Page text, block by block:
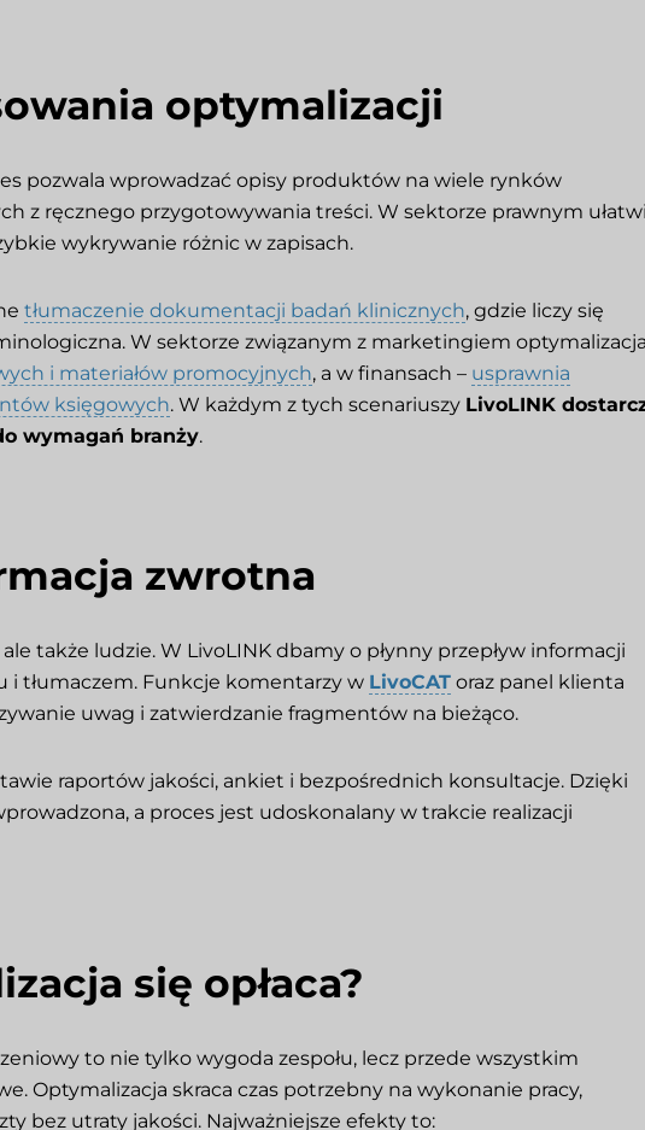
optymalizacji
pozwala wprowadzać opisy produktów na wiele rynków
z ręcznego przygotowywania treści. W sektorze prawnym
wykrywanie różnic w zapisach.
tłumaczenie dokumentacji badań klinicznych, gdzie liczy się
W sektorze związanym z marketingiem
i materiałów promocyjnych, a w finansach – usprawnia
księgowych. W każdym z tych scenariuszy LivoLINK
wymagań branży.
zwrotna
także ludzie. W LivoLINK dbamy o płynny przepływ informacji
tłumaczem. Funkcje komentarzy w LivoCAT oraz panel klienta
uwag i zatwierdzanie fragmentów na bieżąco.
raportów jakości, ankiet i bezpośrednich konsultacje. Dzięki
a proces jest udoskonalany w trakcie realizacji
się opłaca?
to nie tylko wygoda zespołu, lecz przede wszystkim
Optymalizacja skraca czas potrzebny na wykonanie pracy,
bez utraty jakości. Najważniejsze efekty to: